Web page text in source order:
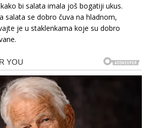
bi salata imala još bogatiji ukus.
salata se dobro čuva na hladnom,
je u staklenkama koje su dobro